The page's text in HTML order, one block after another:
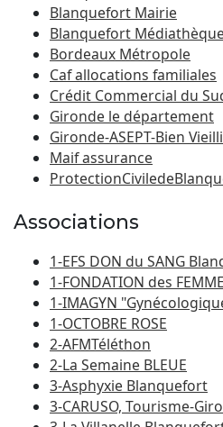
Blanquefort Mairie
Blanquefort Médiathèque
Bordeaux Métropole
Caf allocations familiales
Crédit Commercial du
Gironde le département
Gironde-ASEPT-Bien
Maif assurance
Associations
1-EFS DON du SANG
1-FONDATION des
1-IMAGYN
1-OCTOBRE ROSE
2-AFMTéléthon
2-La Semaine BLEUE
3-Asphyxie Blanquefort
3-CARUSO, Tourisme-